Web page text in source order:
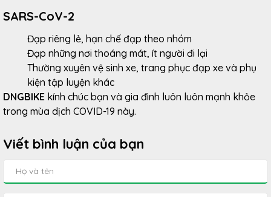
SARS-CoV-2
Đạp riêng lẻ, hạn chế đạp theo nhóm
Đạp những nơi thoáng mát, ít người đi lại
Thường xuyên vệ sinh xe, trang phục đạp xe và phụ
kiện tập luyện khác
DNGBIKE kính chúc bạn và gia đình luôn luôn mạnh khỏe
trong mùa dịch COVID-19 này.
Viết bình luận của bạn